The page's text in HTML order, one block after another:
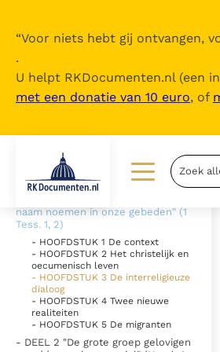
“Voor niets hebt gij ontvangen,
.
U helpt RKDocumenten.nl (een
met een donatie van 10 euro, of
Lezen
Documenten
Bijbel
Thema’s
Berichten
Over
Zoek
uitklappen
- Inleiding
- DEEL 1 "Wij zeggen God dank voor
naam noemen in onze gebeden" (1
Tess. 1, 2)
- HOOFDSTUK 1 De context
- HOOFDSTUK 2 Het christelijk en
oecumenisch leven
- HOOFDSTUK 3 De interreligieuze
dialoog
- HOOFDSTUK 4 Twee nieuwe
realiteiten
- HOOFDSTUK 5 De migranten
- DEEL 2 "De grote groep gelovigen